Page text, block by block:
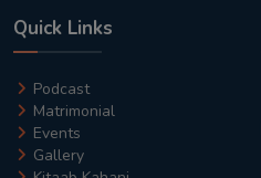
Quick Links
Podcast
Matrimonial
Events
Gallery